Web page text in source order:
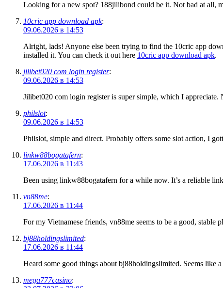
Looking for a new spot? 188jilibond could be it. Not bad at all,
10cric app download apk:
09.06.2026 в 14:53
Alright, lads! Anyone else been trying to find the 10cric app
installed it. You can check it out here 10cric app download apk.
jilibet020 com login register:
09.06.2026 в 14:53
Jilibet020 com login register is super simple, which I
philslot:
09.06.2026 в 14:53
Philslot, simple and direct. Probably offers some slot action, I
linkw88bogatafern:
17.06.2026 в 11:43
Been using linkw88bogatafern for a while now. It’s a reliable
vn88me:
17.06.2026 в 11:44
For my Vietnamese friends, vn88me seems to be a good,
bj88holdingslimited:
17.06.2026 в 11:44
Heard some good things about bj88holdingslimited. Seems
mega777casino: